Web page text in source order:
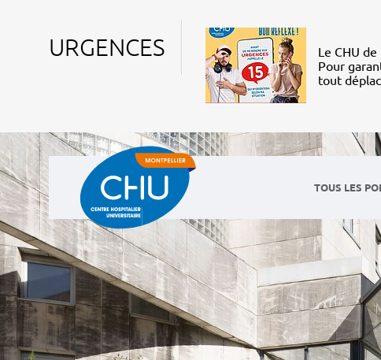
URGENCES
Le CHU
Pour
tout
TOUS LES